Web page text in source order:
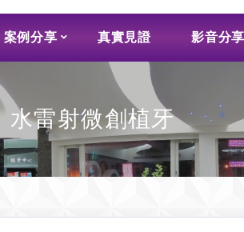
案例分享 真實見證 影音分享
水雷射微創植牙